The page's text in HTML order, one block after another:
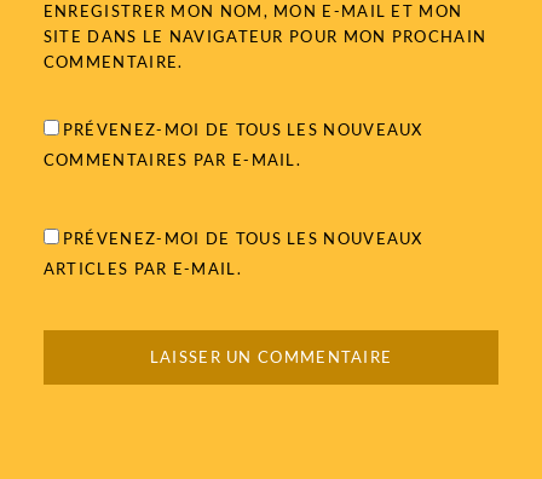
ENREGISTRER MON NOM, MON E-MAIL ET MON
SITE DANS LE NAVIGATEUR POUR MON PROCHAIN
COMMENTAIRE.
PRÉVENEZ-MOI DE TOUS LES NOUVEAUX
COMMENTAIRES PAR E-MAIL.
PRÉVENEZ-MOI DE TOUS LES NOUVEAUX
ARTICLES PAR E-MAIL.